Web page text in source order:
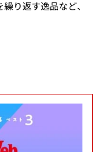
り返す逸品など、